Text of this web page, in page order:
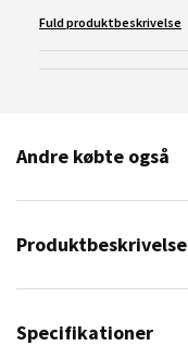
Fuld produktbeskrivelse
Andre købte også
Produktbeskrivelse
Specifikationer